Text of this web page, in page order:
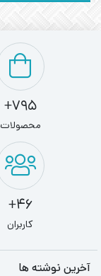
795+
محصولات
46+
کاربران
آخرین نوشته ها